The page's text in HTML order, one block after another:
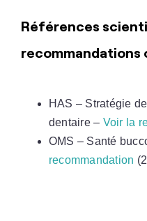
Références
recommandations
HAS – Stratégie
dentaire – Voir la
OMS – Santé
recommandation